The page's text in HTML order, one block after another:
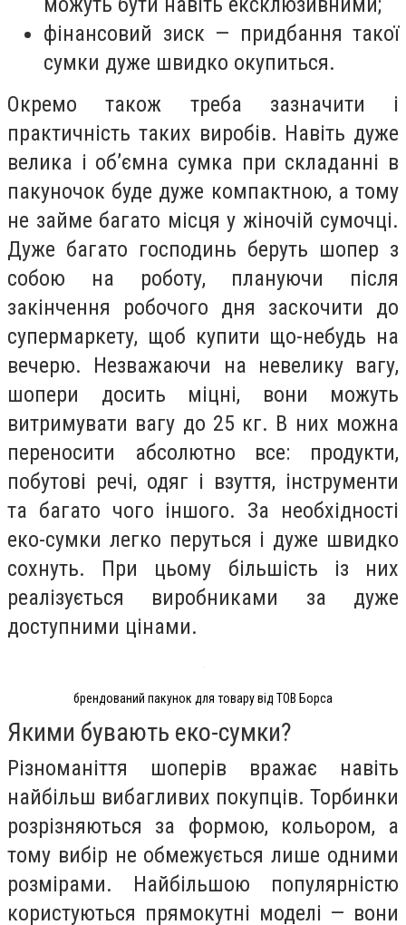
фінансовий зиск — придбання такої
сумки дуже швидко окупиться.
Окремо також треба зазначити і
практичність таких виробів. Навіть дуже
велика і об’ємна сумка при складанні в
пакуночок буде дуже компактною, а тому
не займе багато місця у жіночій сумочці.
Дуже багато господинь беруть шопер з
собою на роботу, плануючи після
закінчення робочого дня заскочити до
супермаркету, щоб купити що-небудь на
вечерю. Незважаючи на невелику вагу,
шопери досить міцні, вони можуть
витримувати вагу до 25 кг. В них можна
переносити абсолютно все: продукти,
побутові речі, одяг і взуття, інструменти
та багато чого іншого. За необхідності
еко-сумки легко перуться і дуже швидко
сохнуть. При цьому більшість із них
реалізується виробниками за дуже
доступними цінами.
брендований пакунок для товару від ТОВ Борса
Якими бувають еко-сумки?
Різноманіття шоперів вражає навіть
найбільш вибагливих покупців. Торбинки
розрізняються за формою, кольором, а
тому вибір не обмежується лише одними
розмірами. Найбільшою популярністю
користуються прямокутні моделі — вони